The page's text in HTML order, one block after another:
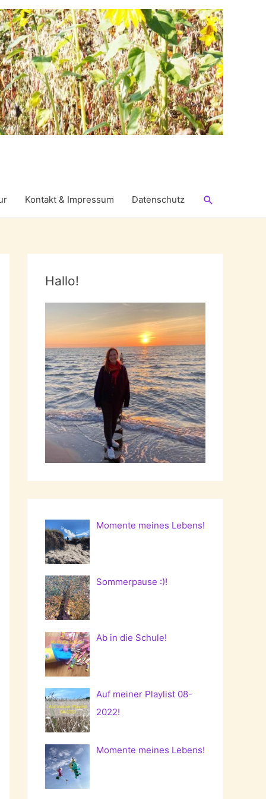
Kontakt & Impressum Datenschutz Suchen
Hallo!
Momente meines Lebens!
Sommerpause :)!
Ab in die Schule!
Auf meiner Playlist 08-
2022!
Momente meines Lebens!